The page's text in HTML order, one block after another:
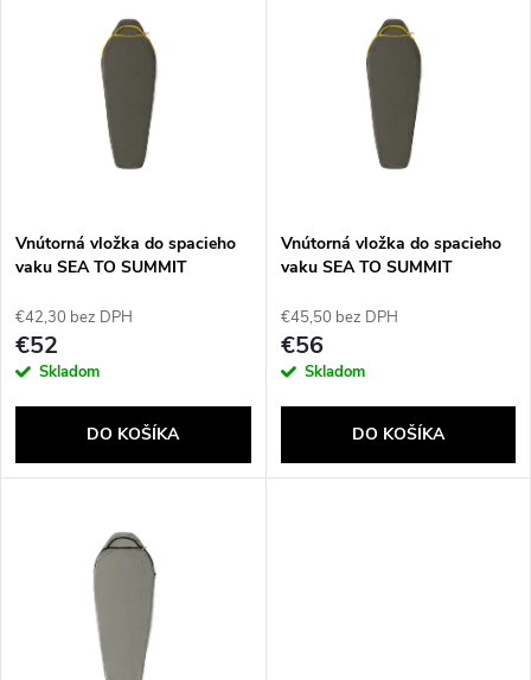
e
p
r
d
Najpredávanejšie
Abecedne
s
p
r
o
d
Vnútorná vložka do spacieho
vaku SEA TO SUMMIT
€42,30 bez DPH
€52
Skladom
DO KOŠÍKA
Vnútorná vložka do spacieho
vaku SEA TO SUMMIT
€45,50 bez DPH
€56
Skladom
DO KOŠÍKA